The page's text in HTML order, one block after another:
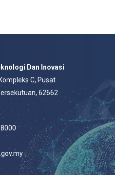
Dan Inovasi
C, Pusat
62662